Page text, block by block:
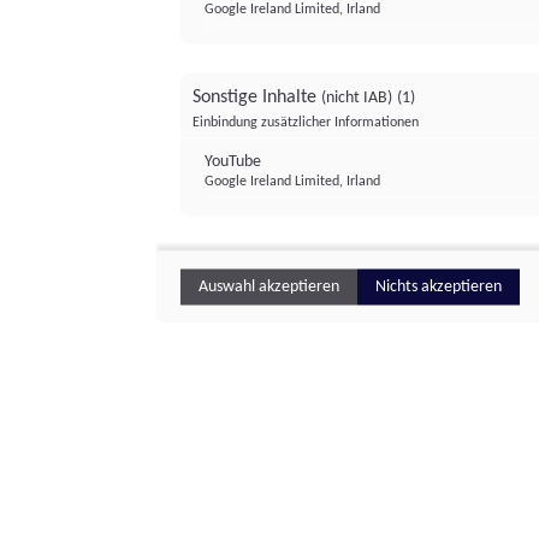
Google Ireland Limited, Irland
Sonstige Inhalte (nicht IAB) (1)
Einbindung zusätzlicher Informationen
YouTube
Google Ireland Limited, Irland
Auswahl akzeptieren Nichts akzeptieren